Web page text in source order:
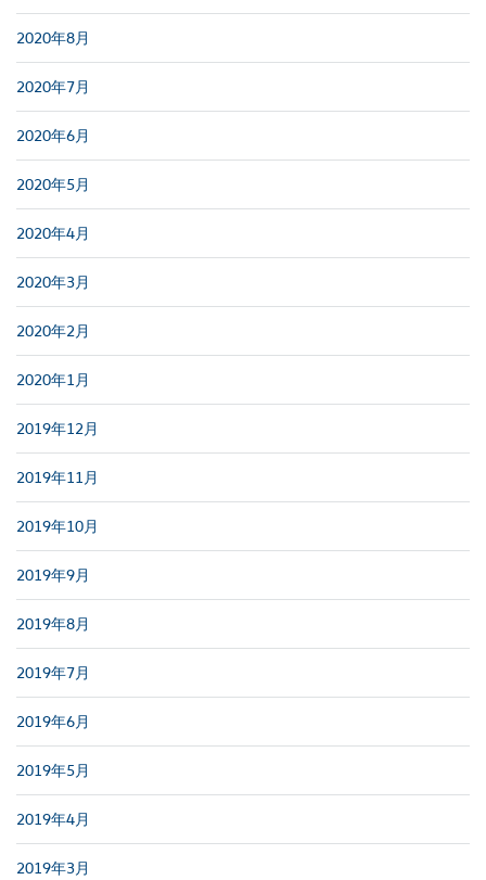
2020年8月
2020年7月
2020年6月
2020年5月
2020年4月
2020年3月
2020年2月
2020年1月
2019年12月
2019年11月
2019年10月
2019年9月
2019年8月
2019年7月
2019年6月
2019年5月
2019年4月
2019年3月